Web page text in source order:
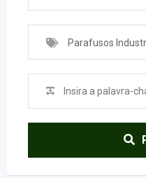
Parafusos